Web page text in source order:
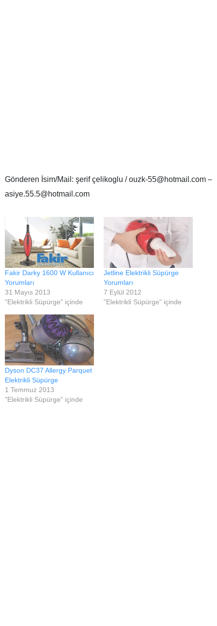
Gönderen İsim/Mail: şerif çelikoglu / ouzk-55@hotmail.com –
asiye.55.5@hotmail.com
Fakir Darky 1600 W Kullanıcı
Yorumları
31 Mayıs 2013
"Elektrikli Süpürge" içinde
Jetline Elektrikli Süpürge
Yorumları
7 Eylül 2012
"Elektrikli Süpürge" içinde
Dyson DC37 Allergy Parquet
Elektrikli Süpürge
1 Temmuz 2013
"Elektrikli Süpürge" içinde